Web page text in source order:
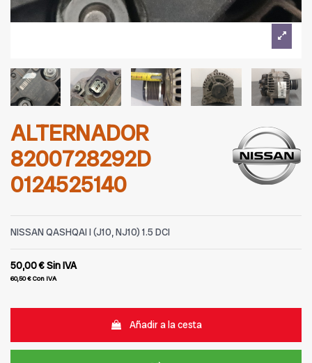
ALTERNADOR
8200728292D
0124525140
NISSAN QASHQAI I (J10, NJ10) 1.5 DCI
50,00 €Sin IVA
60,50 €Con IVA
Añadir a la cesta